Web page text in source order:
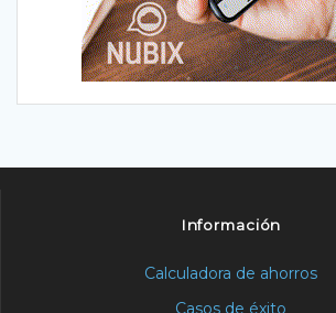
Información
Calculadora de ahorros
Casos de éxito